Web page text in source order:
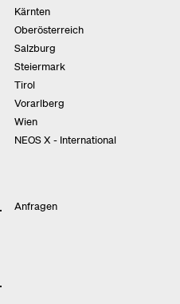
Kärnten
Oberösterreich
Salzburg
Steiermark
Tirol
Vorarlberg
Wien
NEOS X - International
Anfragen